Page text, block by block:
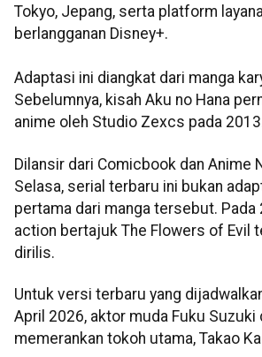
Tokyo, Jepang, serta platform
berlangganan Disney+.
Adaptasi ini diangkat dari manga
Sebelumnya, kisah Aku no Hana
anime oleh Studio Zexcs pada
Dilansir dari Comicbook dan Anime
Selasa, serial terbaru ini bukan
pertama dari manga tersebut. Pada
action bertajuk The Flowers of Evil
dirilis.
Untuk versi terbaru yang
April 2026, aktor muda Fuku Suzuki
memerankan tokoh utama, Takao